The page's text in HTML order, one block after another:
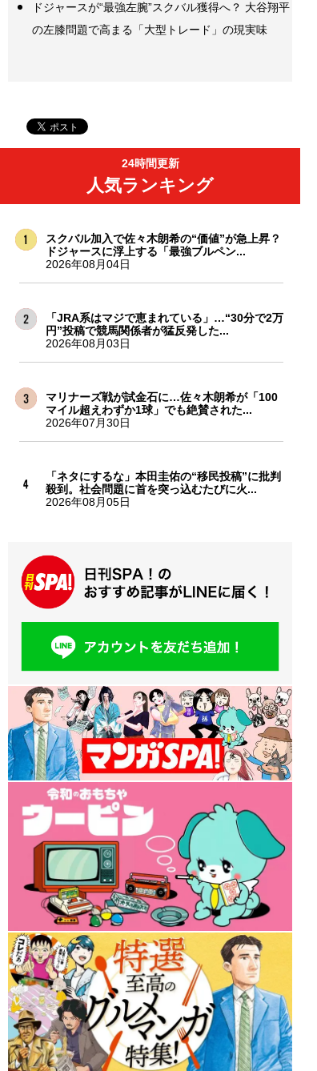
ドジャースが“最強左腕”スクバル獲得へ？ 大谷翔平
の左膝問題で高まる「大型トレード」の現実味
24時間更新
人気ランキング
スクバル加入で佐々木朗希の“価値”が急上昇？
ドジャースに浮上する「最強ブルペン...
2026年08月04日
「JRA系はマジで恵まれている」…“30分で2万
円”投稿で競馬関係者が猛反発した...
2026年08月03日
マリナーズ戦が試金石に…佐々木朗希が「100
マイル超えわずか1球」でも絶賛された...
2026年07月30日
「ネタにするな」本田圭佑の“移民投稿”に批判
殺到。社会問題に首を突っ込むたびに火...
2026年08月05日